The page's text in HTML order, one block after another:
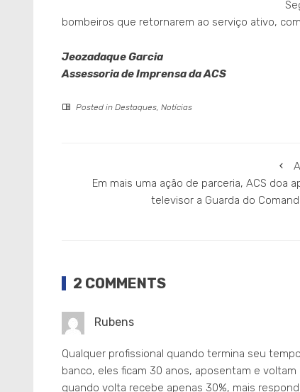
bombeiros que retornarem ao serviço ativo,
Jeozadaque Garcia
Assessoria de Imprensa da ACS
Posted in Destaques, Notícias
Em mais uma ação de parceria, ACS doa
televisor a Guarda do
2 COMMENTS
Rubens
Qualquer profissional quando termina seu
banco, eles ficam 30 anos, aposentam e
quando volta recebe apenas 30%, mais